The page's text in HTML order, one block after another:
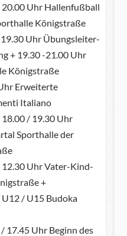
20.00 Uhr Hallenfußball
Königstraße
19.30 Uhr Übungsleiter-
+ 19.30 -21.00 Uhr
Königstraße
Erweiterte
Italiano
18.00 / 19.30 Uhr
Sporthalle der
12.30 Uhr Vater-Kind-
+
/ U15 Budoka
17.45 Uhr Beginn des